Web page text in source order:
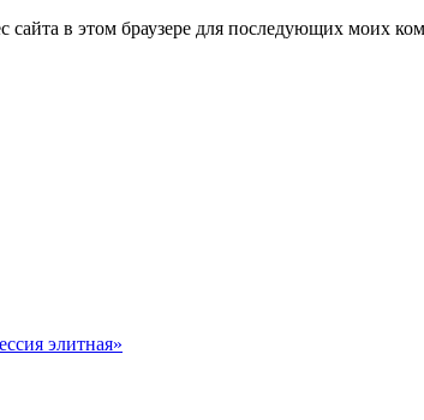
сайта в этом браузере для последующих моих
элитная»